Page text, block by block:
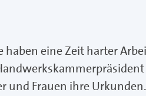
haben eine Zeit harter
und Frauen ihre